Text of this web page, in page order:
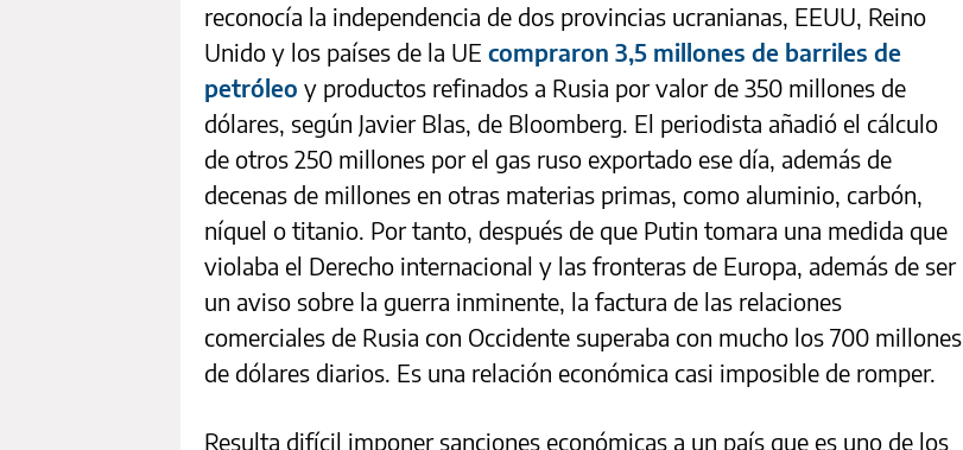
reconocía la independencia de dos provincias ucranianas, EEUU, Reino
Unido y los países de la UE compraron 3,5 millones de barriles de
petróleo y productos refinados a Rusia por valor de 350 millones de
dólares, según Javier Blas, de Bloomberg. El periodista añadió el cálculo
de otros 250 millones por el gas ruso exportado ese día, además de
decenas de millones en otras materias primas, como aluminio, carbón,
níquel o titanio. Por tanto, después de que Putin tomara una medida que
violaba el Derecho internacional y las fronteras de Europa, además de ser
un aviso sobre la guerra inminente, la factura de las relaciones
comerciales de Rusia con Occidente superaba con mucho los 700 millones
de dólares diarios. Es una relación económica casi imposible de romper.
Resulta difícil imponer sanciones económicas a un país que es uno de los